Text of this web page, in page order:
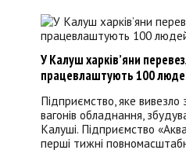
У Калуш харків’яни
працевлаштують 100
Підприємство, яке
вагонів обладнання,
Калуші. Підприємство
перші тижні